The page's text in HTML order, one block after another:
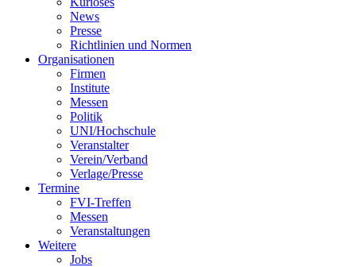
News
Presse
Richtlinien und Normen
Organisationen
Firmen
Institute
Messen
Politik
UNI/Hochschule
Veranstalter
Verein/Verband
Verlage/Presse
Termine
FVI-Treffen
Messen
Veranstaltungen
Weitere
Jobs